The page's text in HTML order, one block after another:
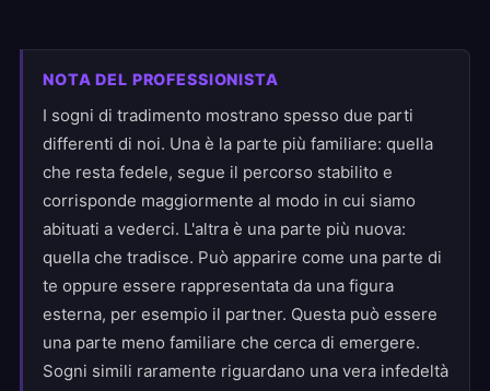
NOTA DEL PROFESSIONISTA
I sogni di tradimento mostrano spesso due parti
differenti di noi. Una è la parte più familiare: quella
che resta fedele, segue il percorso stabilito e
corrisponde maggiormente al modo in cui siamo
abituati a vederci. L'altra è una parte più nuova:
quella che tradisce. Può apparire come una parte di
te oppure essere rappresentata da una figura
esterna, per esempio il partner. Questa può essere
una parte meno familiare che cerca di emergere.
Sogni simili raramente riguardano una vera infedeltà